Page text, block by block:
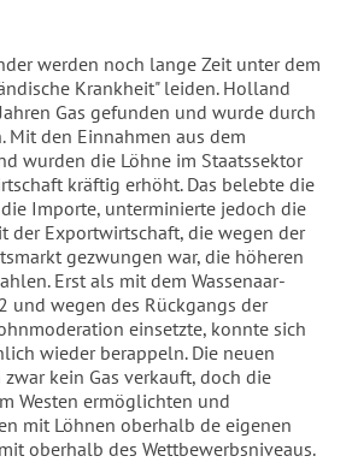
werden noch lange Zeit unter dem
Krankheit" leiden. Holland
Gas gefunden und wurde durch
Mit den Einnahmen aus dem
wurden die Löhne im Staatssektor
kräftig erhöht. Das belebte die
Importe, unterminierte jedoch die
der Exportwirtschaft, die wegen der
gezwungen war, die höheren
Erst als mit dem Wassenaar-
und wegen des Rückgangs der
einsetzte, konnte sich
wieder berappeln. Die neuen
kein Gas verkauft, doch die
Westen ermöglichten und
mit Löhnen oberhalb de eigenen
oberhalb des Wettbewerbsniveaus.